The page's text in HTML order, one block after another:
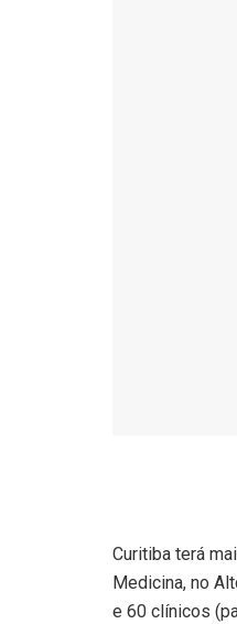
Curitiba terá
Medicina, no
e 60 clínicos